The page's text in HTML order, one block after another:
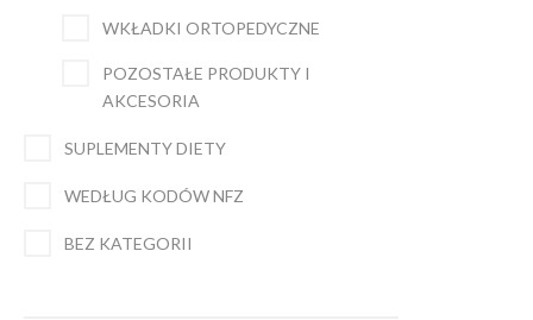
WKŁADKI ORTOPEDYCZNE
POZOSTAŁE PRODUKTY I
AKCESORIA
SUPLEMENTY DIETY
WEDŁUG KODÓW NFZ
BEZ KATEGORII